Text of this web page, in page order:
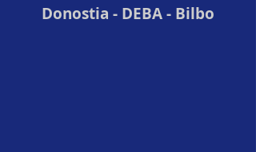
Donostia - DEBA - Bilbo